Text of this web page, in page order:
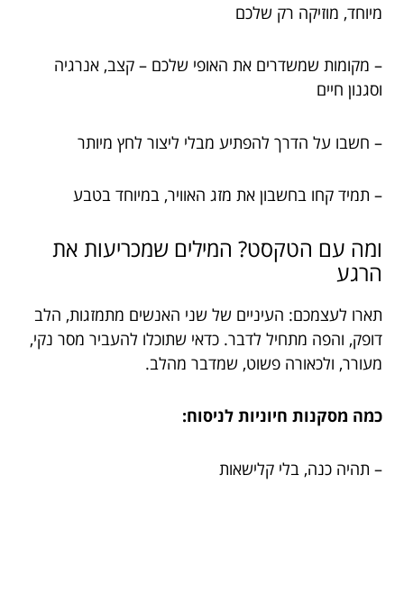
מיוחד, מוזיקה רק שלכם
– מקומות שמשדרים את האופי שלכם – קצב, אנרגיה
וסגנון חיים
– חשבו על הדרך להפתיע מבלי ליצור לחץ מיותר
– תמיד קחו בחשבון את מזג האוויר, במיוחד בטבע
ומה עם הטקסט? המילים שמכריעות את
הרגע
תארו לעצמכם: העיניים של שני האנשים מתמזגות, הלב
דופק, והפה מתחיל לדבר. כדאי שתוכלו להעביר מסר נקי,
מעורר, ולכאורה פשוט, שמדבר מהלב.
כמה מסקנות חיוניות לניסוח:
– תהיה כנה, בלי קלישאות